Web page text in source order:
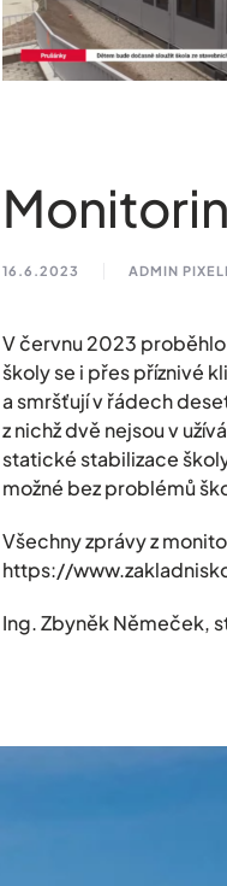
16.6.2023 ADMIN
V červnu 2023
školy se i přes příznivé
a smršťují v řádech
z nichž dvě nejsou v
statické stabilizace
možné bez problémů
Všechny zprávy z
https://
Ing. Zbyněk Němeček,